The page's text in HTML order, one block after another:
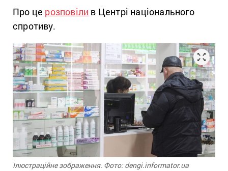
Про це розповіли в Центрі національного
спротиву.
Ілюстраційне зображення. Фото: dengi.informator.ua